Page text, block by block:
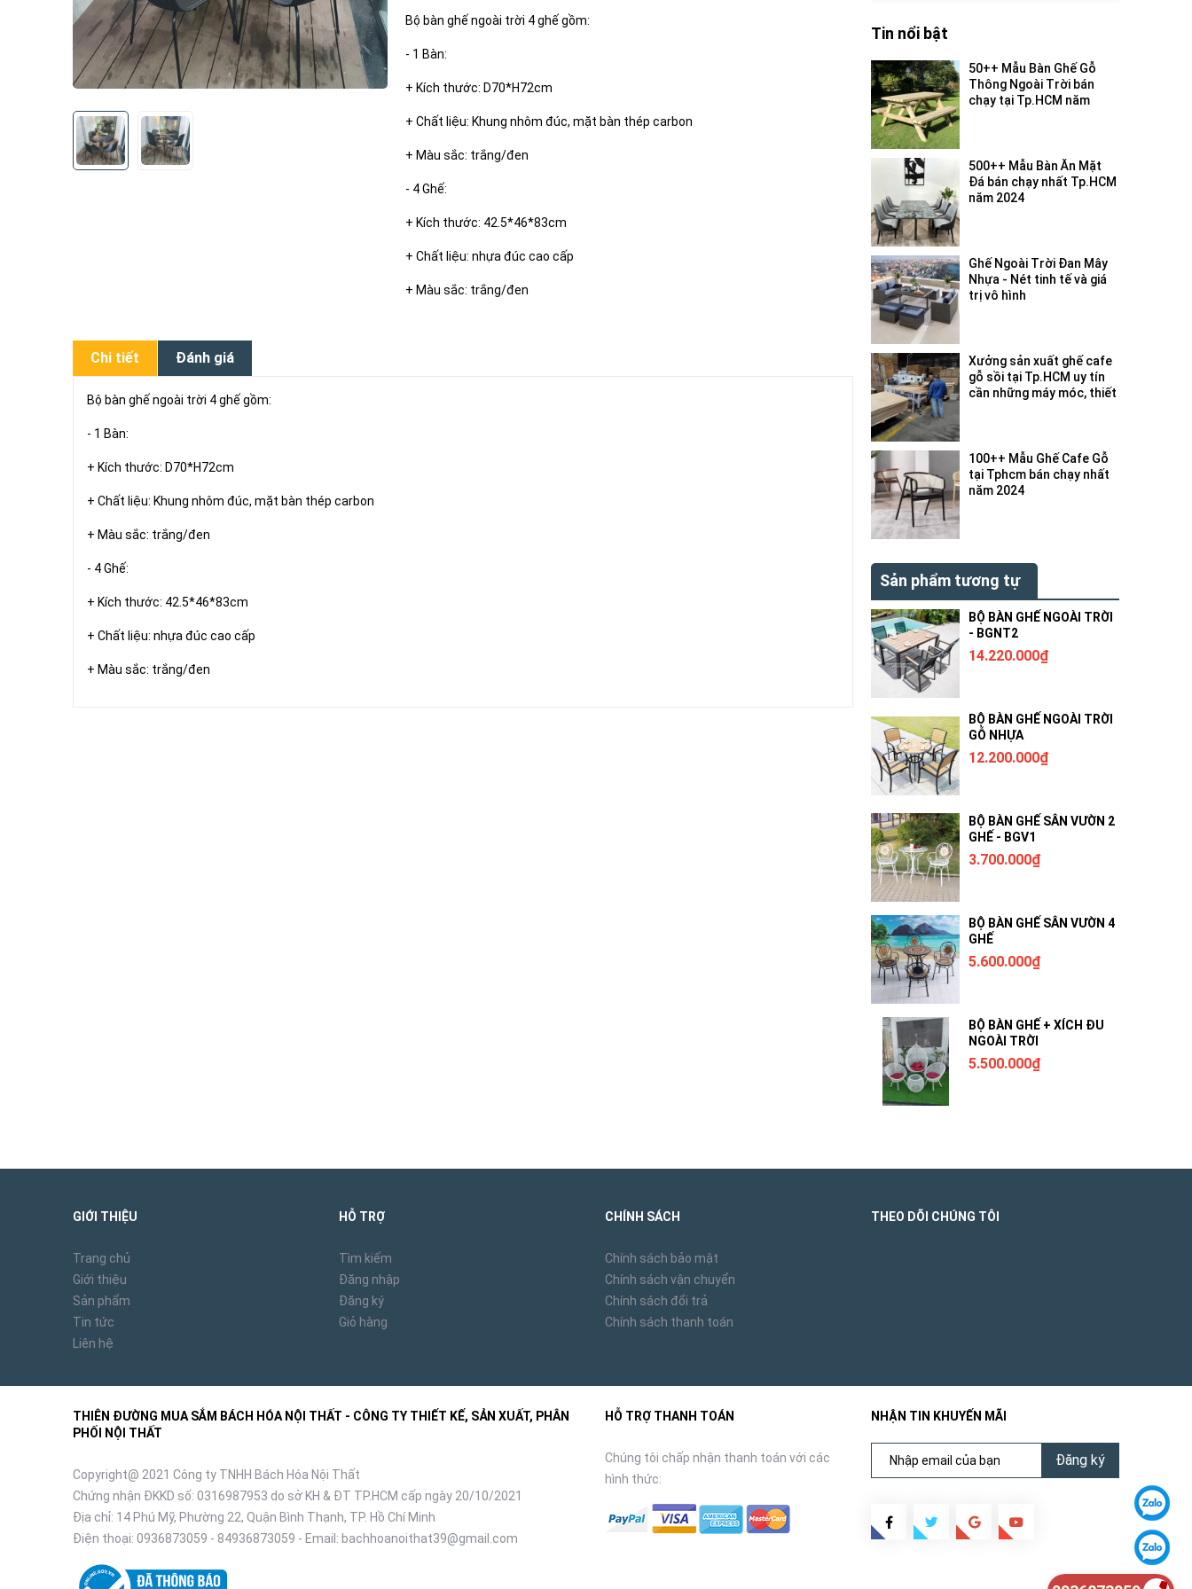
Bộ bàn ghế ngoài trời 4 ghế gồm:
- 1 Bàn:
+ Kích thước: D70*H72cm
+ Chất liệu: Khung nhôm đúc, mặt bàn thép carbon
+ Màu sắc: trắng/đen
- 4 Ghế:
+ Kích thước: 42.5*46*83cm
+ Chất liệu: nhựa đúc cao cấp
+ Màu sắc: trắng/đen
Chi tiết Đánh giá
Bộ bàn ghế ngoài trời 4 ghế gồm:
- 1 Bàn:
+ Kích thước: D70*H72cm
+ Chất liệu: Khung nhôm đúc, mặt bàn thép carbon
+ Màu sắc: trắng/đen
- 4 Ghế:
+ Kích thước: 42.5*46*83cm
+ Chất liệu: nhựa đúc cao cấp
+ Màu sắc: trắng/đen
Tin nổi bật
50++ Mẫu Bàn Ghế Gỗ
Thông Ngoài Trời bán
chạy tại Tp.HCM năm
500++ Mẫu Bàn Ăn Mặt
Đá bán chạy nhất Tp.HCM
năm 2024
Ghế Ngoài Trời Đan Mây
Nhựa - Nét tinh tế và giá
trị vô hình
Xưởng sản xuất ghế cafe
gỗ sồi tại Tp.HCM uy tín
cần những máy móc, thiết
100++ Mẫu Ghế Cafe Gỗ
tại Tphcm bán chạy nhất
năm 2024
Sản phẩm tương tự
BỘ BÀN GHẾ NGOÀI TRỜI
- BGNT2
14.220.000₫
BỘ BÀN GHẾ NGOÀI TRỜI
GỖ NHỰA
12.200.000₫
BỘ BÀN GHẾ SÂN VƯỜN 2
GHẾ - BGV1
3.700.000₫
BỘ BÀN GHẾ SÂN VƯỜN 4
GHẾ
5.600.000₫
BỘ BÀN GHẾ + XÍCH ĐU
NGOÀI TRỜI
5.500.000₫
GIỚI THIỆU
Trang chủ
Giới thiệu
Sản phẩm
Tin tức
Liên hệ
HỖ TRỢ
Tìm kiếm
Đăng nhập
Đăng ký
Giỏ hàng
CHÍNH SÁCH
Chính sách bảo mật
Chính sách vận chuyển
Chính sách đổi trả
Chính sách thanh toán
THEO DÕI CHÚNG TÔI
THIÊN ĐƯỜNG MUA SẮM BÁCH HÓA NỘI THẤT - CÔNG TY THIẾT KẾ, SẢN XUẤT, PHÂN
PHỐI NỘI THẤT
Copyright@ 2021 Công ty TNHH Bách Hóa Nội Thất
Chứng nhận ĐKKD số: 0316987953 do sở KH & ĐT TP.HCM cấp ngày 20/10/2021
Địa chỉ: 14 Phú Mỹ, Phường 22, Quận Bình Thạnh, TP. Hồ Chí Minh
Điện thoại: 0936873059 - 84936873059 - Email: bachhoanoithat39@gmail.com
HỖ TRỢ THANH TOÁN
Chúng tôi chấp nhận thanh toán với các
hình thức:
NHẬN TIN KHUYẾN MÃI
Đăng ký